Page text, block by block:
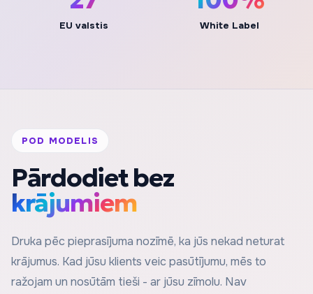
EU valstis White Label
POD MODELIS
Pārdodiet bez
krājumiem
Druka pēc pieprasījuma nozīmē, ka jūs nekad neturat
krājumus. Kad jūsu klients veic pasūtījumu, mēs to
ražojam un nosūtām tieši - ar jūsu zīmolu. Nav